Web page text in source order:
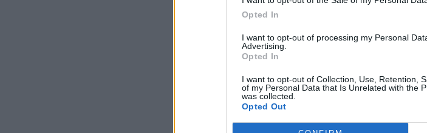
Opted In
I want to opt-out of processing my Personal
Advertising.
Opted In
I want to opt-out of Collection, Use, Retention,
of my Personal Data that Is Unrelated with the
was collected.
Opted Out